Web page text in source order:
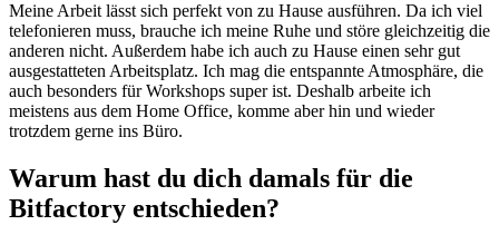
Meine Arbeit lässt sich perfekt von zu Hause ausführen. Da ich viel
telefonieren muss, brauche ich meine Ruhe und störe gleichzeitig die
anderen nicht. Außerdem habe ich auch zu Hause einen sehr gut
ausgestatteten Arbeitsplatz. Ich mag die entspannte Atmosphäre, die
auch besonders für Workshops super ist. Deshalb arbeite ich
meistens aus dem Home Office, komme aber hin und wieder
trotzdem gerne ins Büro.
Warum hast du dich damals für die
Bitfactory entschieden?